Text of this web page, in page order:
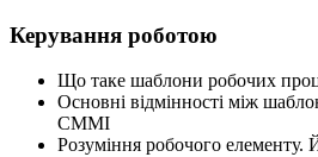
Керування роботою
Що таке шаблони робочих
Основні відмінності між
CMMI
Розуміння робочого елементу.